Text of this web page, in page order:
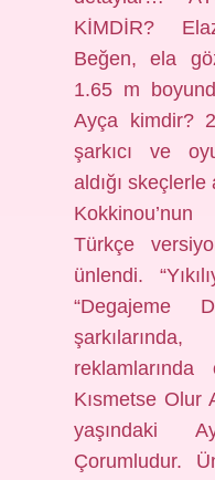
KİMDİR?
Beğen, ela
1.65 m
Ayça kimdir?
şarkıcı ve
aldığı skeçlerle
Türkçe
ünlendi.
“Degajeme
reklamlarında
Kısmetse Olur
yaşındaki
Çorumludur.